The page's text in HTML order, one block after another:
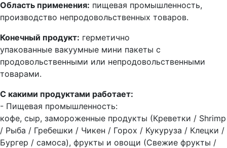
Область применения: пищевая промышленность,
производство непродовольственных товаров.
Конечный продукт: герметично
упакованные вакуумные мини пакеты с
продовольственными или непродовольственными
товарами.
С какими продуктами работает:
- Пищевая промышленность:
кофе, сыр, замороженные продукты (Креветки / Shrimp
/ Рыба / Гребешки / Чикен / Горох / Кукуруза / Клецки /
Бургер / самоса), фрукты и овощи (Свежие фрукты /